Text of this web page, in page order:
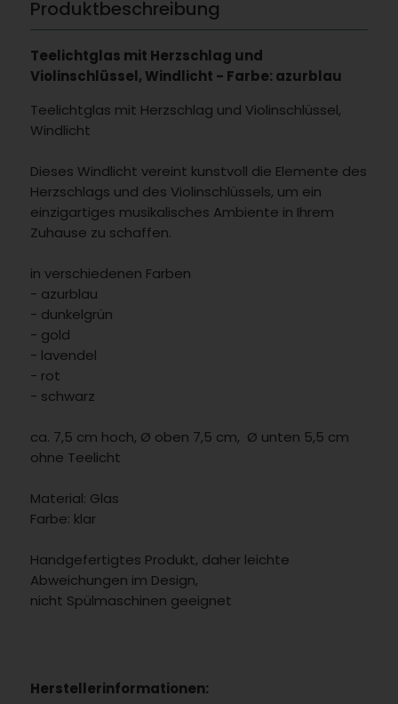
Produktbeschreibung
Teelichtglas mit Herzschlag und
Violinschlüssel, Windlicht - Farbe: azurblau
Teelichtglas mit Herzschlag und Violinschlüssel,
Windlicht
Dieses Windlicht vereint kunstvoll die Elemente des
Herzschlags und des Violinschlüssels, um ein
einzigartiges musikalisches Ambiente in Ihrem
Zuhause zu schaffen.
in verschiedenen Farben
- azurblau
- dunkelgrün
- gold
- lavendel
- rot
- schwarz
ca. 7,5 cm hoch, Ø oben 7,5 cm, Ø unten 5,5 cm
ohne Teelicht
Material: Glas
Farbe: klar
Handgefertigtes Produkt, daher leichte
Abweichungen im Design,
nicht Spülmaschinen geeignet
Herstellerinformationen: